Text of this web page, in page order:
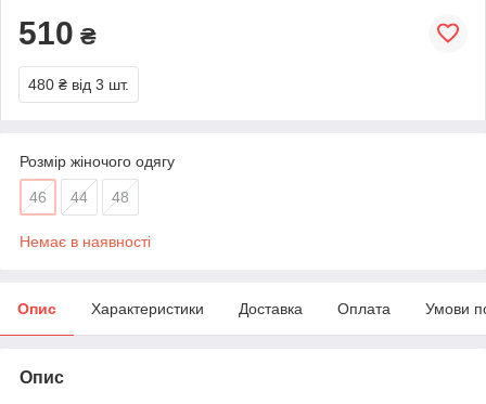
510 ₴
480 ₴ від 3 шт.
Розмір жіночого одягу
46 44 48
Немає в наявності
Опис Характеристики Доставка Оплата Умови
Опис